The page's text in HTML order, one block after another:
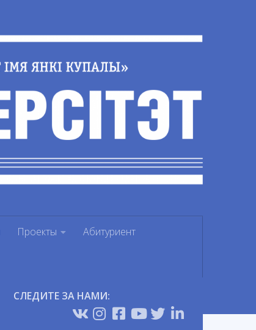
Проекты Абитуриент
СЛЕДИТЕ ЗА НАМИ: